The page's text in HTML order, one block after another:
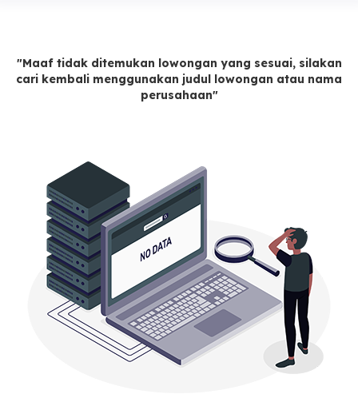
"Maaf tidak ditemukan lowongan yang sesuai, silakan
cari kembali menggunakan judul lowongan atau nama
perusahaan"